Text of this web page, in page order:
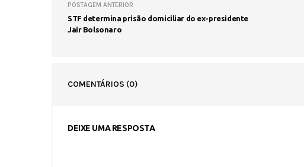
POSTAGEM ANTERIOR
STF determina prisão domiciliar do ex-presidente
Jair Bolsonaro
COMENTÁRIOS (0)
DEIXE UMA RESPOSTA